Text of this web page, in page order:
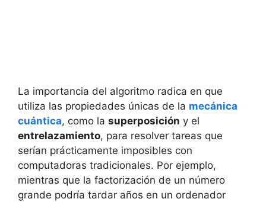
La importancia del algoritmo radica en que
utiliza las propiedades únicas de la mecánica
cuántica, como la superposición y el
entrelazamiento, para resolver tareas que
serían prácticamente imposibles con
computadoras tradicionales. Por ejemplo,
mientras que la factorización de un número
grande podría tardar años en un ordenador